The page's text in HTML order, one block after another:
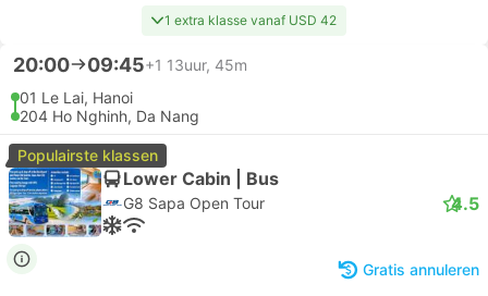
1 extra klasse vanaf USD 42
20:00 09:45+1 13uur, 45m
01 Le Lai, Hanoi
204 Ho Nghinh, Da Nang
Populairste klassen
Lower Cabin | Bus
G8 Sapa Open Tour 4.5
Gratis annuleren